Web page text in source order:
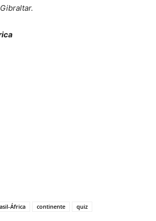
África continente quiz